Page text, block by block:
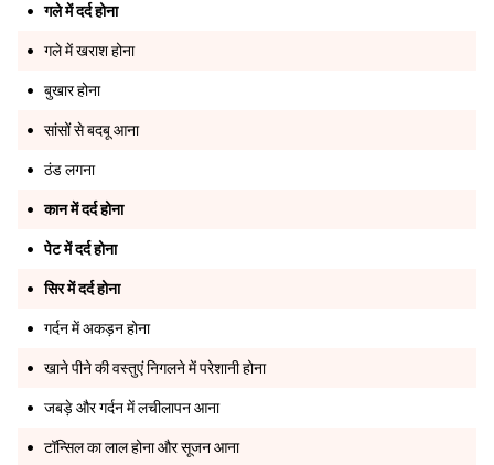
गले में दर्द होना
गले में खराश होना
बुखार होना
सांसों से बदबू आना
ठंड लगना
कान में दर्द होना
पेट में दर्द होना
सिर में दर्द होना
गर्दन में अकड़न होना
खाने पीने की वस्तुएं निगलने में परेशानी होना
जबड़े और गर्दन में लचीलापन आना
टॉन्सिल का लाल होना और सूजन आना